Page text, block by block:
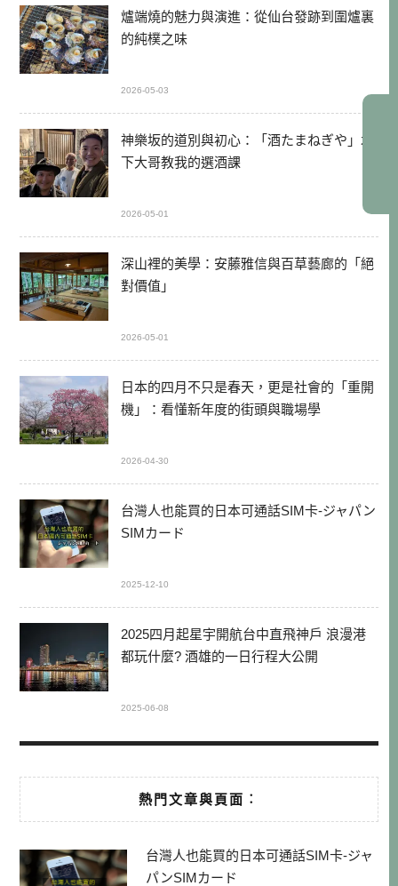
爐端燒的魅力與演進：從仙台發跡到圍爐裏
的純樸之味
2026-05-03
神樂坂的道別與初心：「酒たまねぎや」木
下大哥教我的選酒課
2026-05-01
深山裡的美學：安藤雅信與百草藝廊的「絕
對價值」
2026-05-01
日本的四月不只是春天，更是社會的「重開
機」：看懂新年度的街頭與職場學
2026-04-30
台灣人也能買的日本可通話SIM卡-ジャパン
SIMカード
2025-12-10
2025四月起星宇開航台中直飛神戶 浪漫港
都玩什麼? 酒雄的一日行程大公開
2025-06-08
熱門文章與頁面︰
台灣人也能買的日本可通話SIM卡-ジャ
パンSIMカード